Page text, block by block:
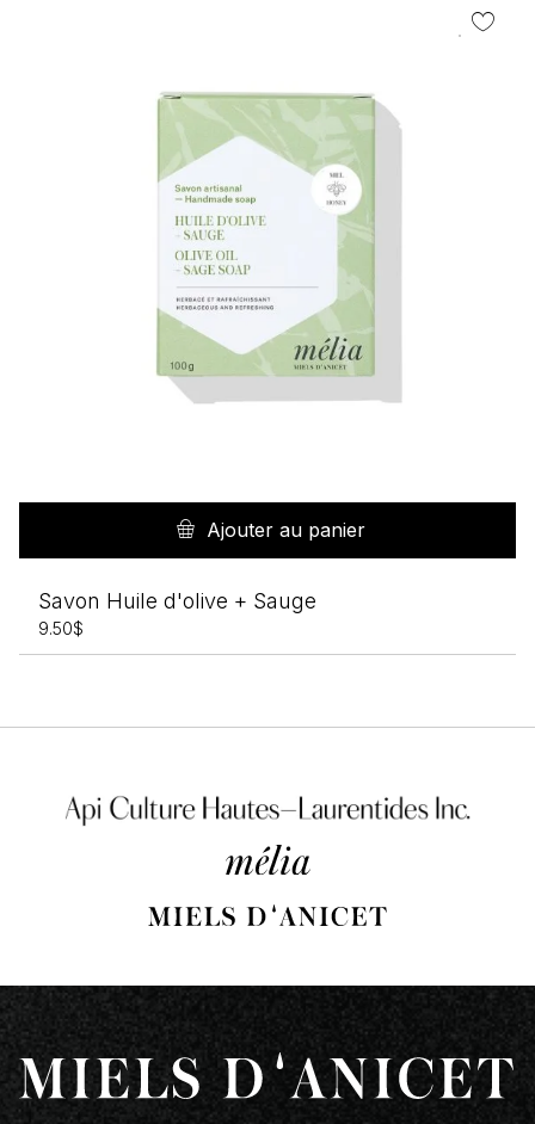
Ajouter au panier
Savon Huile d'olive + Sauge
9.50$